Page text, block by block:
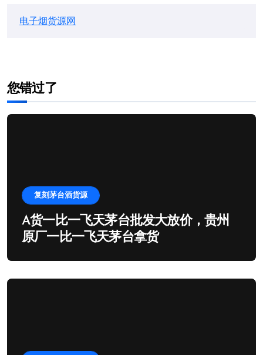
电子烟货源网
您错过了
复刻茅台酒货源
A货一比一飞天茅台批发大放价，贵州
原厂一比一飞天茅台拿货